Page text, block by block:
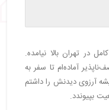
در تهران بالا نیامده.
آماده‌ام تا سفر به
آرزوی دیدنش را داشتم
بپیوندد.